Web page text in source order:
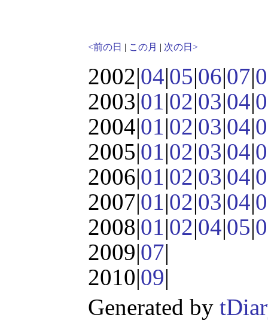
<前の日 | この月 | 次の日>
2002|04|05|06|07|
2003|01|02|03|04|
2004|01|02|03|04|
2005|01|02|03|04|
2006|01|02|03|04|
2007|01|02|03|04|
2008|01|02|04|05|
2009|07|
2010|09|
Generated by